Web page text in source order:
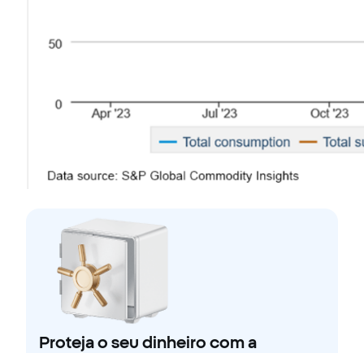
Proteja o seu dinheiro com a